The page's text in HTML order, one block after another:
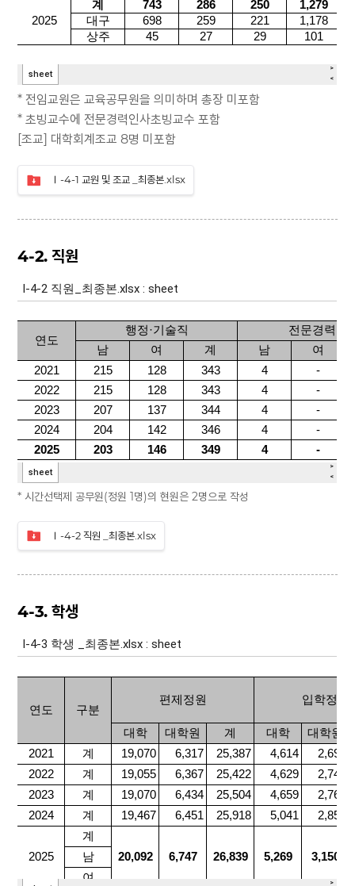
* 전임교원은 교육공무원을 의미하며 총장 미포함
* 초빙교수에 전문경력인사초빙교수 포함
[조교] 대학회계조교 8명 미포함
Ⅰ-4-1 교원 및 조교 _최종본.xlsx
4-2. 직원
* 시간선택제 공무원(정원 1명)의 현원은 2명으로 작성
Ⅰ-4-2 직원 _최종본.xlsx
4-3. 학생